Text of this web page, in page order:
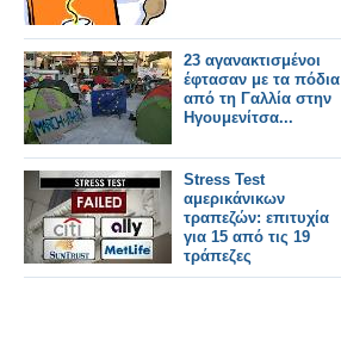
23 αγανακτισμένοι
έφτασαν με τα πόδια
από τη Γαλλία στην
Ηγουμενίτσα...
Stress Test
αμερικάνικων
τραπεζών: επιτυχία
για 15 από τις 19
τράπεζες